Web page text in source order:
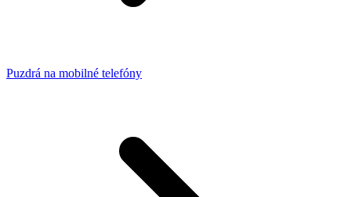
Puzdrá na mobilné telefóny